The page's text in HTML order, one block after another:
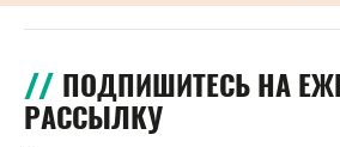
ПОДПИШИТЕСЬ НА
РАССЫЛКУ